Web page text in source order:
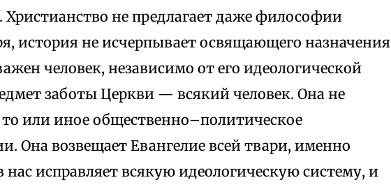
Христианство не предлагает даже философии
история не исчерпывает освящающего назначения
человек, независимо от его идеологической
заботы Церкви — всякий человек. Она не
или иное общественно–политическое
Она возвещает Евангелие всей твари, именно
нас исправляет всякую идеологическую систему, и